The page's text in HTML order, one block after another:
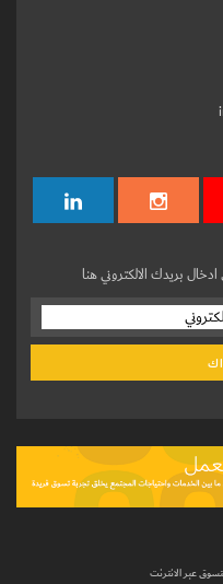
بريدك الالكتروني هنا
عبر الانترنت